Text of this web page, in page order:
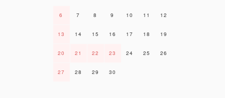
6 7 8 9 10 11 12
13 14 15 16 17 18 19
20 21 22 23 24 25 26
27 28 29 30